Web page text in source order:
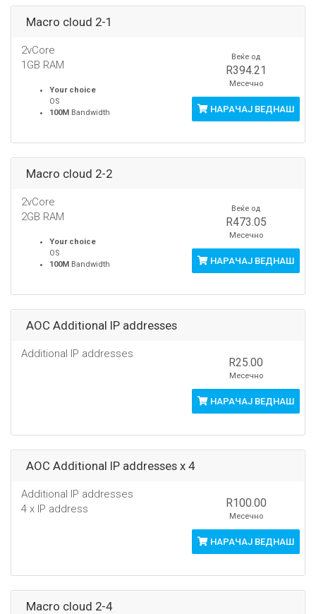
Macro cloud 2-1
2vCore
1GB RAM
Your choice
OS
100M Bandwidth
Веќе од
R394.21
Месечно
НАРАЧАЈ ВЕДНАШ
Macro cloud 2-2
2vCore
2GB RAM
Your choice
OS
100M Bandwidth
Веќе од
R473.05
Месечно
НАРАЧАЈ ВЕДНАШ
AOC Additional IP addresses
Additional IP addresses
R25.00
Месечно
НАРАЧАЈ ВЕДНАШ
AOC Additional IP addresses x 4
Additional IP addresses
4 x IP address
R100.00
Месечно
НАРАЧАЈ ВЕДНАШ
Macro cloud 2-4